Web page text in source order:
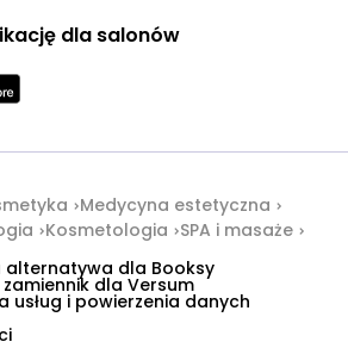
dla salonów
Medycyna estetyczna
Kosmetologia SPA i masaże
alternatywa dla Booksy
dla Versum
usług i powierzenia danych